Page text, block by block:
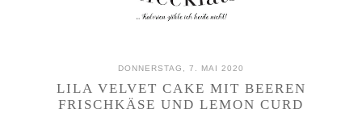
DONNERSTAG, 7. MAI 2020
LILA VELVET CAKE MIT BEEREN
FRISCHKÄSE UND LEMON CURD